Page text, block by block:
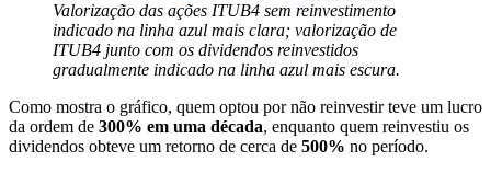
Valorização das ações ITUB4 sem reinvestimento
indicado na linha azul mais clara; valorização de
ITUB4 junto com os dividendos reinvestidos
gradualmente indicado na linha azul mais escura.
Como mostra o gráfico, quem optou por não reinvestir teve um lucro
da ordem de 300% em uma década, enquanto quem reinvestiu os
dividendos obteve um retorno de cerca de 500% no período.